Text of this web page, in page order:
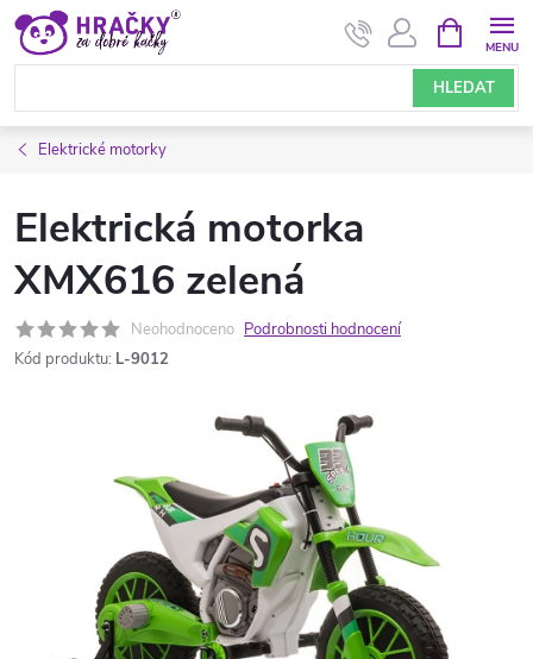
Přejít
obsah
HLEDAT
NÁKUPNÍ
KOŠÍK
Elektrické motorky
Elektrická motorka
XMX616 zelená
Neohodnoceno Podrobnosti hodnocení
Kód produktu: L-9012